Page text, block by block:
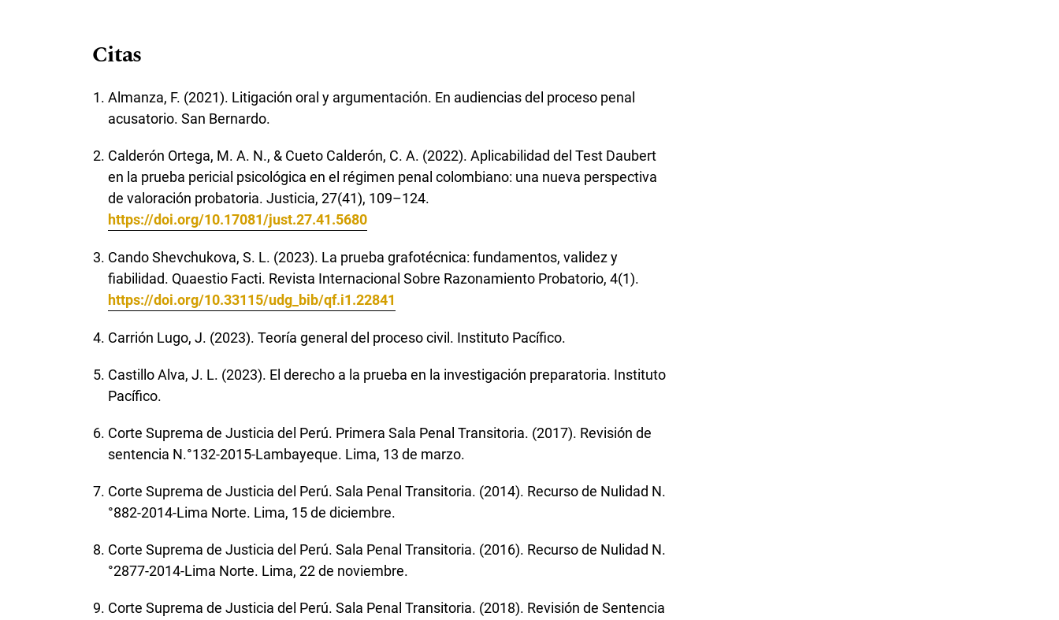
Citas
Almanza, F. (2021). Litigación oral y argumentación. En audiencias del proceso penal
acusatorio. San Bernardo.
Calderón Ortega, M. A. N., & Cueto Calderón, C. A. (2022). Aplicabilidad del Test Daubert
en la prueba pericial psicológica en el régimen penal colombiano: una nueva perspectiva
de valoración probatoria. Justicia, 27(41), 109–124.
https://doi.org/10.17081/just.27.41.5680
Cando Shevchukova, S. L. (2023). La prueba grafotécnica: fundamentos, validez y
fiabilidad. Quaestio Facti. Revista Internacional Sobre Razonamiento Probatorio, 4(1).
https://doi.org/10.33115/udg_bib/qf.i1.22841
Carrión Lugo, J. (2023). Teoría general del proceso civil. Instituto Pacífico.
Castillo Alva, J. L. (2023). El derecho a la prueba en la investigación preparatoria. Instituto
Pacífico.
Corte Suprema de Justicia del Perú. Primera Sala Penal Transitoria. (2017). Revisión de
sentencia N.°132-2015-Lambayeque. Lima, 13 de marzo.
Corte Suprema de Justicia del Perú. Sala Penal Transitoria. (2014). Recurso de Nulidad N.
°882-2014-Lima Norte. Lima, 15 de diciembre.
Corte Suprema de Justicia del Perú. Sala Penal Transitoria. (2016). Recurso de Nulidad N.
°2877-2014-Lima Norte. Lima, 22 de noviembre.
Corte Suprema de Justicia del Perú. Sala Penal Transitoria. (2018). Revisión de Sentencia